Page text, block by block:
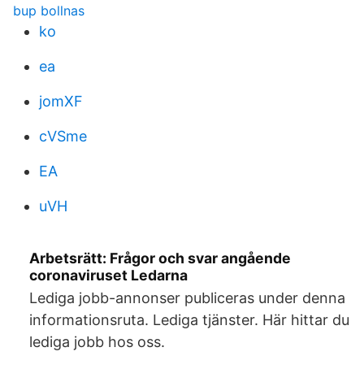
bup bollnas
ko
ea
jomXF
cVSme
EA
uVH
Arbetsrätt: Frågor och svar angående
coronaviruset Ledarna
Lediga jobb-annonser publiceras under denna
informationsruta. Lediga tjänster. Här hittar du
lediga jobb hos oss.